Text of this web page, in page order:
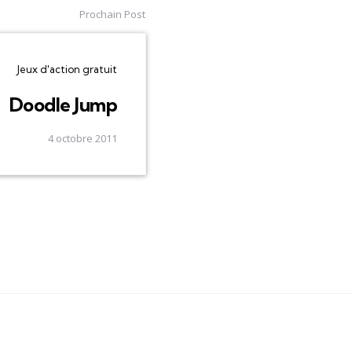
Prochain Post
Jeux d'action gratuit
Doodle Jump
4 octobre 2011